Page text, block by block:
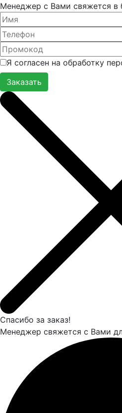
Менеджер с Вами свяжется в
Я согласен на обработку
Заказать
Спасибо за заказ!
Менеджер свяжется с Вами